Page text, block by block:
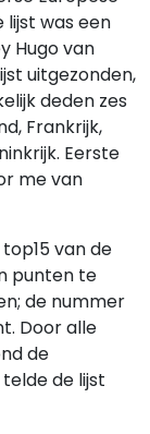
lijst was een
Hugo van
uitgezonden,
deden zes
Frankrijk,
Eerste
me van
van de
punten te
de nummer
Door alle
de
de lijst